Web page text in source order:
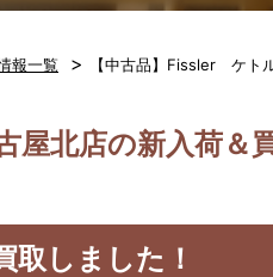
報一覧 > 【中古品】Fissler ケト
屋北店の新入荷＆
しました！